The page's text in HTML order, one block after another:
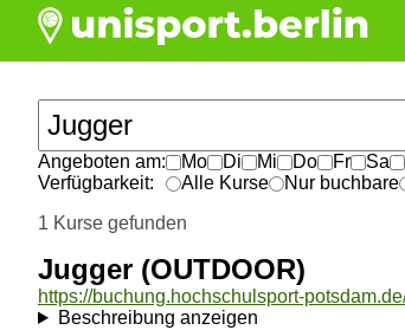
Angeboten am: Mo Di Mi Do Fr Sa
Verfügbarkeit:
Alle Kurse Nur buchbare
1 Kurse gefunden
Jugger (OUTDOOR)
Beschreibung anzeigen